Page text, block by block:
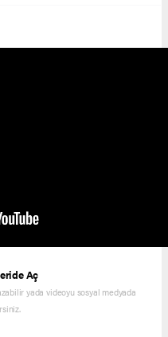
Aç
yada videoyu sosyal medyada